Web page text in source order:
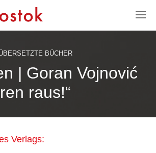
BÜCHER
| Goran Vojnović
raus!“
Verlags: